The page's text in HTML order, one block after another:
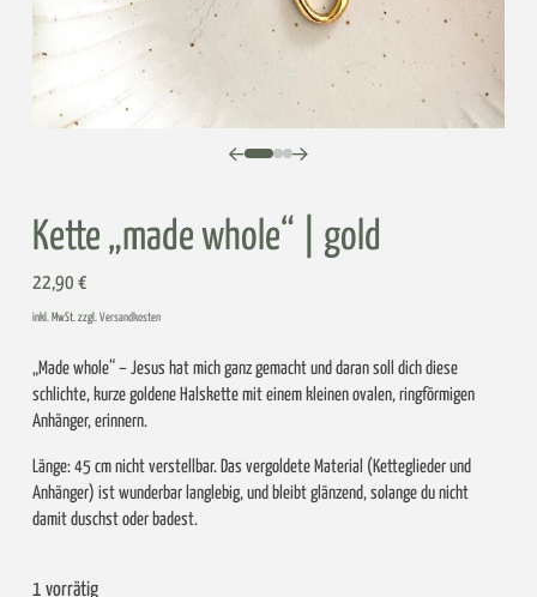
0 12
Kette „made whole“ | gold
22,90 €
inkl. MwSt. zzgl. Versandkosten
„Made whole“ – Jesus hat mich ganz gemacht und daran soll dich diese
schlichte, kurze goldene Halskette mit einem kleinen ovalen, ringförmigen
Anhänger, erinnern.
Länge: 45 cm nicht verstellbar. Das vergoldete Material (Ketteglieder und
Anhänger) ist wunderbar langlebig, und bleibt glänzend, solange du nicht
damit duschst oder badest.
1 vorrätig